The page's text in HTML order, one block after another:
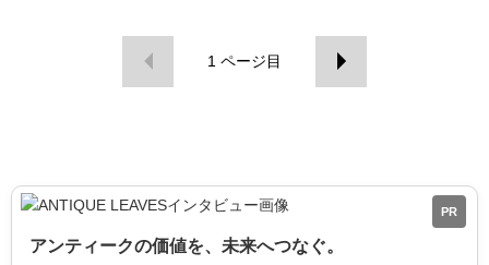
1 ページ目
PR
アンティークの価値を、未来へつなぐ。